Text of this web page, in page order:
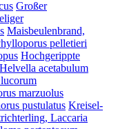
Großer
Maisbeulenbrand,
pelletieri
Hochgerippte
acetabulum
marzuolus
pustulatus Kreisel-
Laccaria